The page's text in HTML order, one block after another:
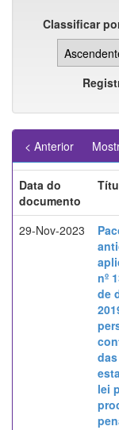
Classificar
< Anterior
Data do
documento
29-Nov-2023
nº
de
lei